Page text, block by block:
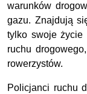
warunków
gazu. Znajdują
tylko swoje życie
ruchu
rowerzystów.
Policjanci ruchu